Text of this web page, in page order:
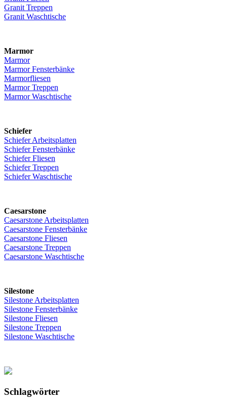
Granit Treppen
Granit Waschtische
Marmor
Marmor
Marmor Fensterbänke
Marmorfliesen
Marmor Treppen
Marmor Waschtische
Schiefer
Schiefer Arbeitsplatten
Schiefer Fensterbänke
Schiefer Fliesen
Schiefer Treppen
Schiefer Waschtische
Caesarstone
Caesarstone Arbeitsplatten
Caesarstone Fensterbänke
Caesarstone Fliesen
Caesarstone Treppen
Caesarstone Waschtische
Silestone
Silestone Arbeitsplatten
Silestone Fensterbänke
Silestone Fliesen
Silestone Treppen
Silestone Waschtische
Schlagwörter